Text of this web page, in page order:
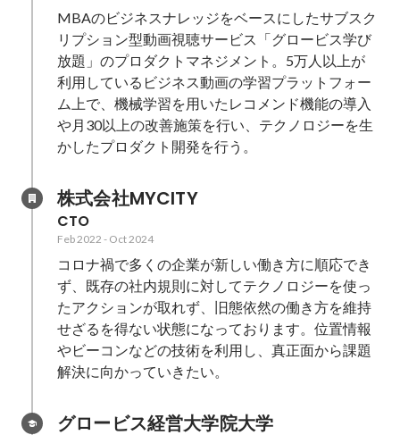
MBAのビジネスナレッジをベースにしたサブスク
リプション型動画視聴サービス「グロービス学び
放題」のプロダクトマネジメント。5万人以上が
利用しているビジネス動画の学習プラットフォー
ム上で、機械学習を用いたレコメンド機能の導入
や月30以上の改善施策を行い、テクノロジーを生
かしたプロダクト開発を行う。
株式会社MYCITY
CTO
Feb 2022 - Oct 2024
コロナ禍で多くの企業が新しい働き方に順応でき
ず、既存の社内規則に対してテクノロジーを使っ
たアクションが取れず、旧態依然の働き方を維持
せざるを得ない状態になっております。位置情報
やビーコンなどの技術を利用し、真正面から課題
解決に向かっていきたい。
グロービス経営大学院大学